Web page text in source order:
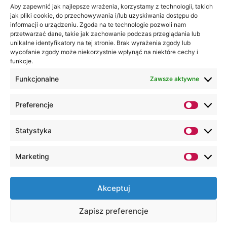
Aby zapewnić jak najlepsze wrażenia, korzystamy z technologii, takich
jak pliki cookie, do przechowywania i/lub uzyskiwania dostępu do
informacji o urządzeniu. Zgoda na te technologie pozwoli nam
przetwarzać dane, takie jak zachowanie podczas przeglądania lub
unikalne identyfikatory na tej stronie. Brak wyrażenia zgody lub
wycofanie zgody może niekorzystnie wpłynąć na niektóre cechy i
funkcje.
Funkcjonalne Zawsze aktywne
Preferencje
Statystyka
Marketing
Akceptuj
Zapisz preferencje
Akademia
WSEI
ul.
Projektowa
4
Wszelkie Prawa Zastrzeżone, Lubelska